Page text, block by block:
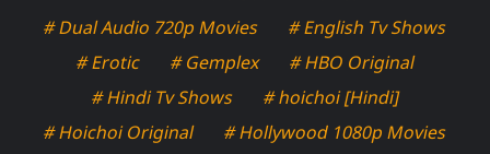
# Dual Audio 720p Movies
# English Tv Shows
# Erotic
# Gemplex
# HBO Original
# Hindi Tv Shows
# hoichoi [Hindi]
# Hoichoi Original
# Hollywood 1080p Movies